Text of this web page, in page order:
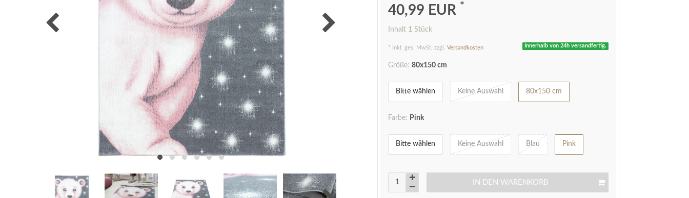
40,99 EUR *
Inhalt 1 Stück
* inkl. ges. MwSt. zzgl. Versandkosten Innerhalb von 24h versandfertig.
Größe: 80x150 cm
Bitte wählen Keine Auswahl 80x150 cm
Farbe: Pink
Bitte wählen Keine Auswahl Blau Pink
IN DEN WARENKORB